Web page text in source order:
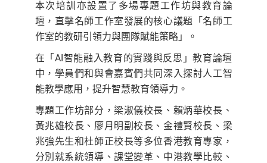
本次培訓亦設置了多場專題工作坊與教育論
壇，直擊名師工作室發展的核心議題「名師工
作室的教研引領力與團隊賦能策略」。
在「AI智能融入教育的實踐與反思」教育論壇
中，學員們和與會嘉賓們共同深入探討人工智
能教學應用，提升智慧教育領導力。
專題工作坊部分，梁淑儀校長、賴炳華校長、
黃兆雄校長、廖月明副校長、金禮賢校長、梁
兆強先生和杜師正校長等多位香港教育專家，
分別就系統領導、課堂變革、中港教學比較、